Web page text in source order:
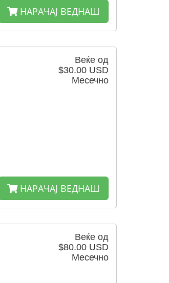
НАРАЧАЈ ВЕДНАШ
Веќе од
$30.00 USD
Месечно
НАРАЧАЈ ВЕДНАШ
Веќе од
$80.00 USD
Месечно